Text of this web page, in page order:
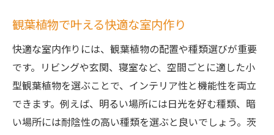
観葉植物で叶える快適な室内作り
快適な室内作りには、観葉植物の配置や種類選びが重要
です。リビングや玄関、寝室など、空間ごとに適した小
型観葉植物を選ぶことで、インテリア性と機能性を両立
できます。例えば、明るい場所には日光を好む種類、暗
い場所には耐陰性の高い種類を選ぶと良いでしょう。茨